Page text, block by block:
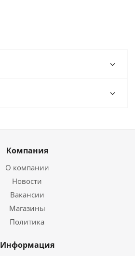
Компания
О компании
Новости
Вакансии
Магазины
Политика
Информация